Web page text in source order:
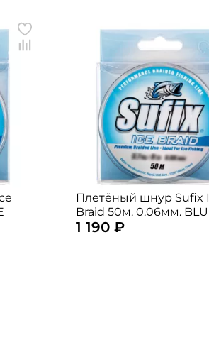
Плетёный шнур Sufix
Braid 50м. 0.06мм.
1 190 ₽